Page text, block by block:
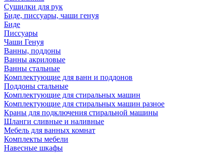
Сушилки для рук
Биде, писсуары, чаши генуя
Биде
Писсуары
Чаши Генуя
Ванны, поддоны
Ванны акриловые
Ванны стальные
Комплектующие для ванн и поддонов
Поддоны стальные
Комплектующие для стиральных машин
Комплектующие для стиральных машин разное
Краны для подключения стиральной машины
Шланги сливные и наливные
Мебель для ванных комнат
Комплекты мебели
Навесные шкафы